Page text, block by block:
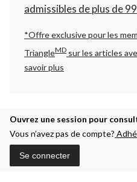
admissibles de plus de
*Offre exclusive pour les
TriangleMD sur les articles
savoir plus
Ouvrez une session pour
Vous n’avez pas de compte?
Se connecter